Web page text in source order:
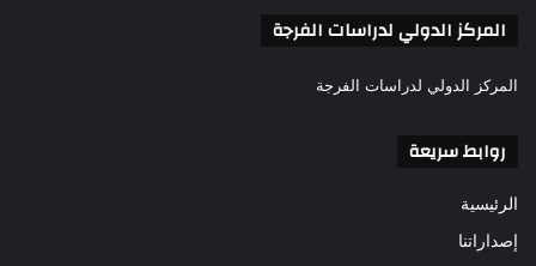
المركز الدولي لدراسات الفرجة
المركز الدولي لدراسات الفرجة
روابط سريعة
الرئيسية
إصداراتنا